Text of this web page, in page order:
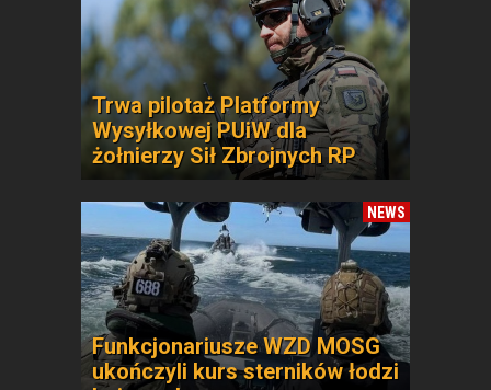
Trwa pilotaż Platformy
Wysyłkowej PUiW dla
żołnierzy Sił Zbrojnych RP
NEWS
Funkcjonariusze WZD MOSG
ukończyli kurs sterników łodzi